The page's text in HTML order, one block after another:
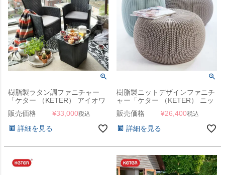
樹脂製ラタン調ファニチャー
「ケター （KETER） アイオワ
バルコニー3点セット（IOWA
BALCONY SET 139890）」
販売価格 ¥33,000税込
詳細を見る
樹脂製ニットデザインファニチ
ャー「ケター （KETER） ニッ
ト コージーアーバンセット
（KNIT COZY URBAN SET）」
販売価格 ¥26,400税込
詳細を見る